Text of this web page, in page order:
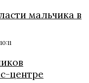
мальчика в
центре